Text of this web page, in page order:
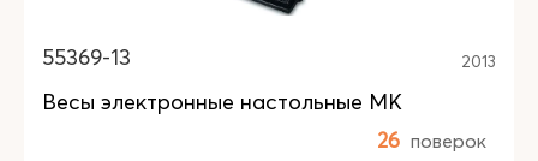
55369-13 2013
Весы электронные настольные МК
26 поверок